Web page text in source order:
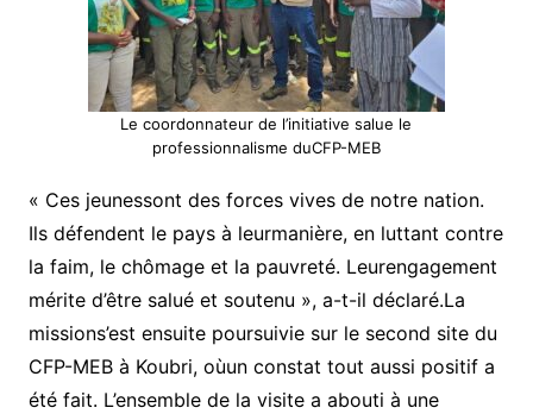
Le coordonnateur de l’initiative salue le
professionnalisme duCFP-MEB
« Ces jeunessont des forces vives de notre nation.
Ils défendent le pays à leurmanière, en luttant contre
la faim, le chômage et la pauvreté. Leurengagement
mérite d’être salué et soutenu », a-t-il déclaré.La
missions’est ensuite poursuivie sur le second site du
CFP-MEB à Koubri, oùun constat tout aussi positif a
été fait. L’ensemble de la visite a abouti à une